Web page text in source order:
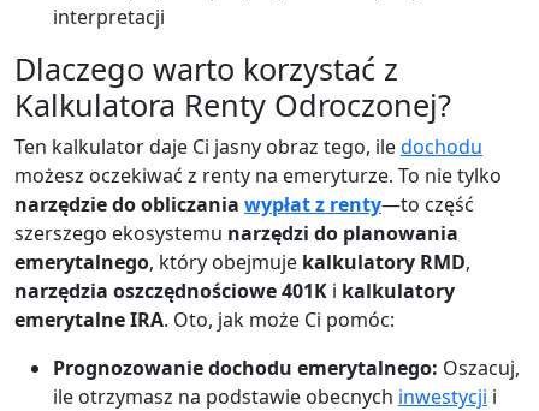
interpretacji
Dlaczego warto korzystać z
Kalkulatora Renty Odroczonej?
Ten kalkulator daje Ci jasny obraz tego, iledochodu
możesz oczekiwać z renty na emeryturze. To nie tylko
narzędzie do obliczania wypłat z renty—to część
szerszego ekosystemu narzędzi do planowania
emerytalnego, który obejmuje kalkulatory RMD,
narzędzia oszczędnościowe 401K i kalkulatory
emerytalne IRA. Oto, jak może Ci pomóc:
Prognozowanie dochodu emerytalnego: Oszacuj,
ile otrzymasz na podstawie obecnych inwestycji i